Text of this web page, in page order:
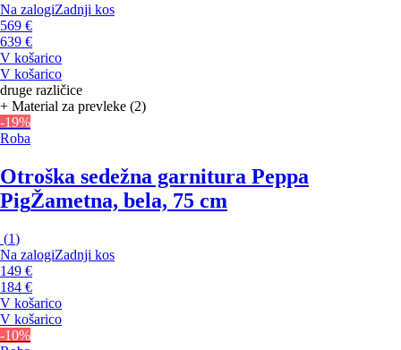
Na zalogiZadnji kos
569 €
639 €
V košarico
V košarico
druge različice
+ Material za prevleke (2)
-19%
Roba
Otroška sedežna garnitura Peppa
PigŽametna, bela, 75 cm
(1)
Na zalogiZadnji kos
149 €
184 €
V košarico
V košarico
-10%